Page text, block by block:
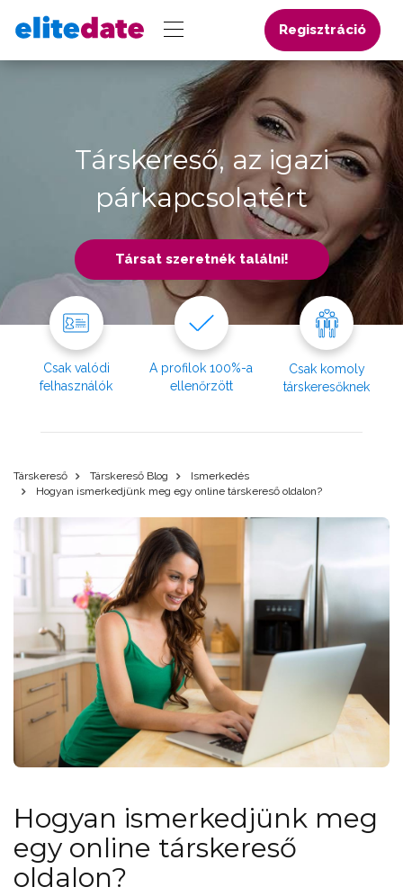
Regisztráció
Társkereső, az igazi
párkapcsolatért
Társat szeretnék találni!
Csak valódi
felhasználók
A profilok 100%-a
ellenőrzött
Csak komoly
társkeresőknek
Társkereső Társkereső Blog
Ismerkedés
Hogyan ismerkedjünk meg egy online társkereső oldalon?
Hogyan ismerkedjünk meg
egy online társkereső
oldalon?